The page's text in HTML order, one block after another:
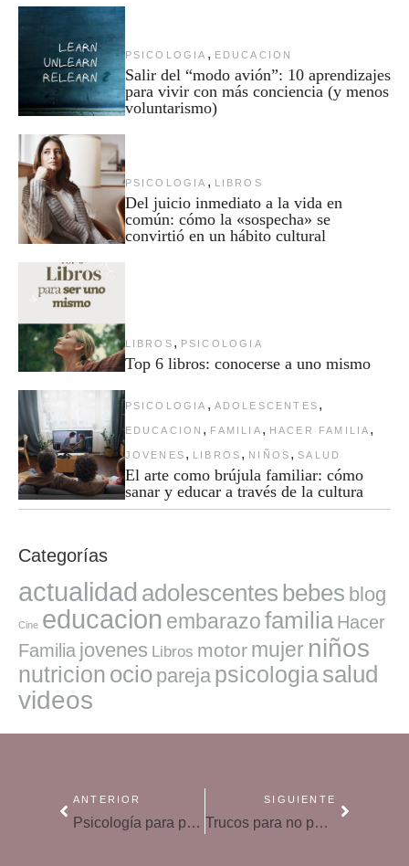
PSICOLOGIA , EDUCACION
Salir del “modo avión”: 10 aprendizajes
para vivir con más conciencia (y menos
voluntarismo)
PSICOLOGIA , LIBROS
Del juicio inmediato a la vida en
común: cómo la «sospecha» se
convirtió en un hábito cultural
LIBROS , PSICOLOGIA
Top 6 libros: conocerse a uno mismo
PSICOLOGIA , ADOLESCENTES ,
EDUCACION , FAMILIA , HACER FAMILIA ,
JOVENES , LIBROS , NIÑOS , SALUD
El arte como brújula familiar: cómo
sanar y educar a través de la cultura
Categorías
actualidad adolescentes bebes blog
Cine educacion embarazofamilia Hacer
Familia jovenes Libros motor mujer niños
nutricion ocio pareja psicologiasalud
videos
ANTERIOR
Psicología para padres en la cuarentena
SIGUIENTE
Trucos para no perder liderazgo en tus reuniones de teletrabajo